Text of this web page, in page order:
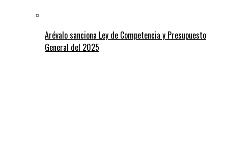
Arévalo sanciona Ley de Competencia y Presupuesto
General del 2025